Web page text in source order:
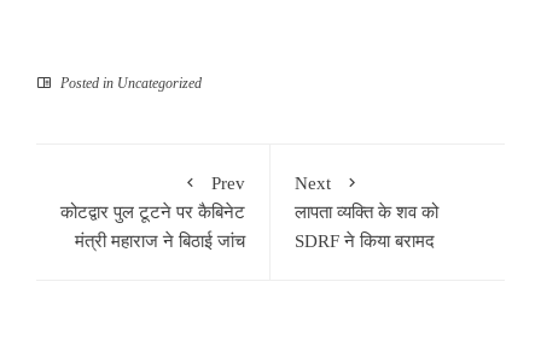
Posted in Uncategorized
Prev
कोटद्वार पुल टूटने पर कैबिनेट
मंत्री महाराज ने बिठाई जांच
Next
लापता व्यक्ति के शव को
SDRF ने किया बरामद